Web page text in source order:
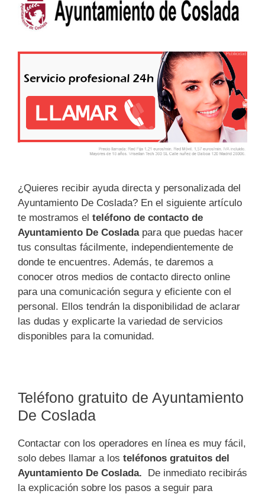
¿Quieres recibir ayuda directa y personalizada del
Ayuntamiento De Coslada? En el siguiente artículo
te mostramos el teléfono de contacto de
Ayuntamiento De Coslada para que puedas hacer
tus consultas fácilmente, independientemente de
donde te encuentres. Además, te daremos a
conocer otros medios de contacto directo online
para una comunicación segura y eficiente con el
personal. Ellos tendrán la disponibilidad de aclarar
las dudas y explicarte la variedad de servicios
disponibles para la comunidad.
Teléfono gratuito de Ayuntamiento
De Coslada
Contactar con los operadores en línea es muy fácil,
solo debes llamar a los teléfonos gratuitos del
Ayuntamiento De Coslada. De inmediato recibirás
la explicación sobre los pasos a seguir para